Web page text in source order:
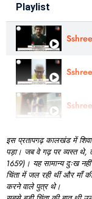
Playlist
इसप्रतापगढ़कालखंडमें
पड़ा। जबवेगढ़परव्यस्तथे,
1659) । यहसामान्यदुःखनहीं
चिंतामेंजलरहीथींऔरमाँ
करनेवालेपुत्रथे।